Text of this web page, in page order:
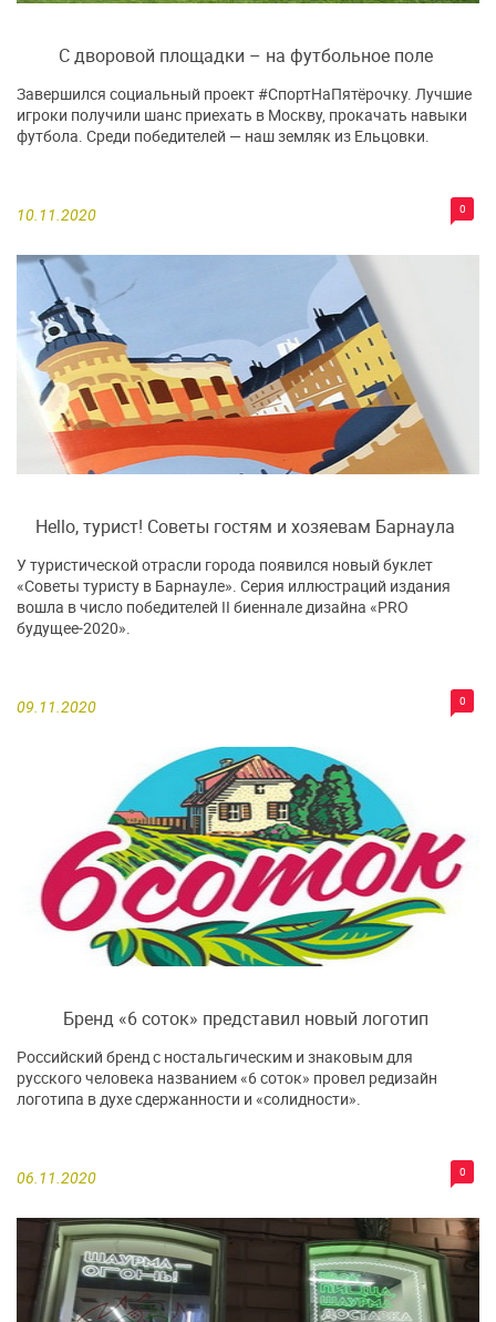
С дворовой площадки – на футбольное поле
10.11.2020 0
Завершился социальный проект #СпортНаПятёрочку. Лучшие
игроки получили шанс приехать в Москву, прокачать навыки
футбола. Среди победителей — наш земляк из Ельцовки.
Hello, турист! Советы гостям и хозяевам Барнаула
09.11.2020 0
У туристической отрасли города появился новый буклет
«Советы туристу в Барнауле». Серия иллюстраций издания
вошла в число победителей II биеннале дизайна «PRO
будущее-2020».
Бренд «6 соток» представил новый логотип
06.11.2020 0
Российский бренд с ностальгическим и знаковым для
русского человека названием «6 соток» провел редизайн
логотипа в духе сдержанности и «солидности».